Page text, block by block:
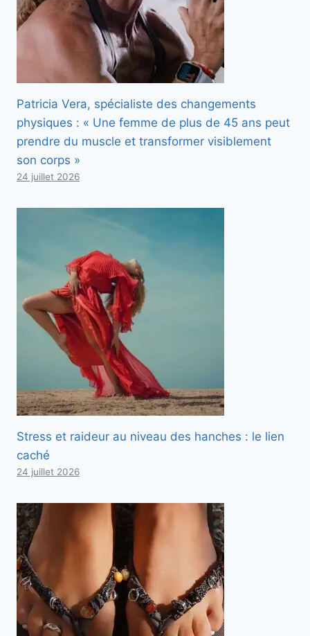
Patricia Vera, spécialiste des changements
physiques : « Une femme de plus de 45 ans peut
prendre du muscle et transformer visiblement
son corps »
24 juillet 2026
Stress et raideur au niveau des hanches : le lien
caché
24 juillet 2026